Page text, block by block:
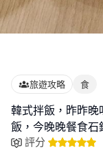
旅遊攻略 食
韓式拌飯，昨昨
飯，今晚晚餐食
評分